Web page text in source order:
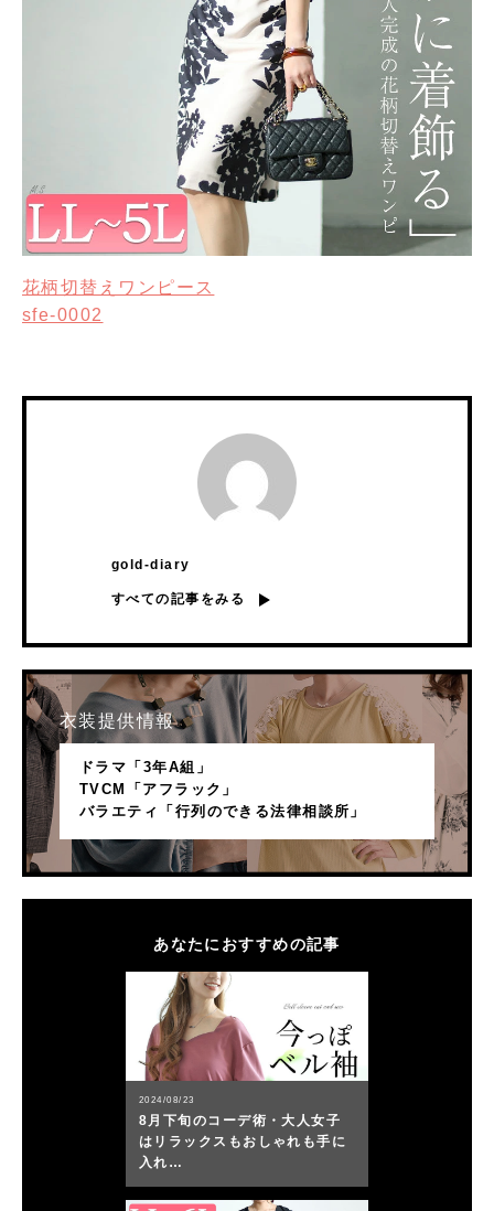
花柄切替えワンピース
sfe-0002
gold-diary
すべての記事をみる
衣装提供情報
ドラマ「3年A組」
TVCM「アフラック」
バラエティ「行列のできる法律相談所」
あなたにおすすめの記事
2024/08/23
8月下旬のコーデ術・大人女子
はリラックスもおしゃれも手に
入れ…